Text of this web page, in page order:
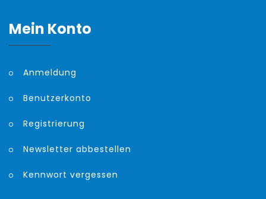
Mein Konto
Anmeldung
Benutzerkonto
Registrierung
Newsletter abbestellen
Kennwort vergessen